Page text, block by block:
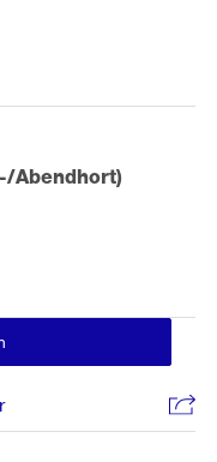
Abendhort)